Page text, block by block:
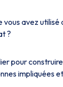
avez
?
pour
impliquées